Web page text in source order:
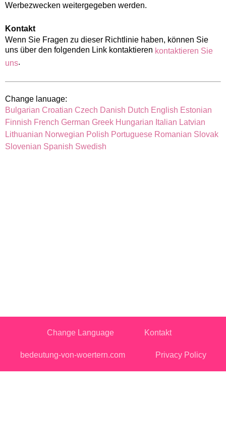
Werbezwecken weitergegeben werden.
Kontakt
Wenn Sie Fragen zu dieser Richtlinie haben, können Sie
uns über den folgenden Link kontaktieren kontaktieren Sie
uns.
Change lanuage:
Bulgarian Croatian Czech Danish Dutch English Estonian
Finnish French German Greek Hungarian Italian Latvian
Lithuanian Norwegian Polish Portuguese Romanian Slovak
Slovenian Spanish Swedish
Change Language Kontakt
bedeutung-von-woertern.com Privacy Policy